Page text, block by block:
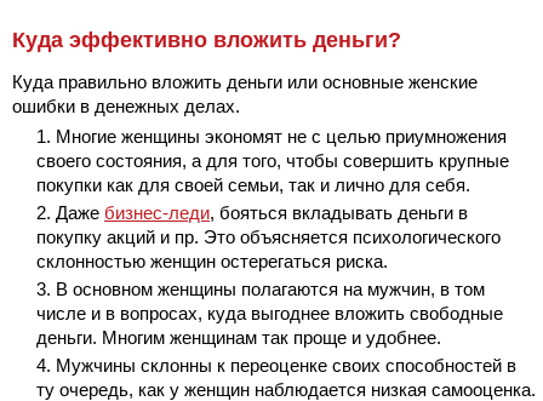
Куда эффективно вложить деньги?
Куда правильно вложить деньги или основные женские
ошибки в денежных делах.
Многие женщины экономят не с целью приумножения
своего состояния, а для того, чтобы совершить крупные
покупки как для своей семьи, так и лично для себя.
Даже бизнес-леди, бояться вкладывать деньги в
покупку акций и пр. Это объясняется психологического
склонностью женщин остерегаться риска.
В основном женщины полагаются на мужчин, в том
числе и в вопросах, куда выгоднее вложить свободные
деньги. Многим женщинам так проще и удобнее.
Мужчины склонны к переоценке своих способностей в
ту очередь, как у женщин наблюдается низкая самооценка.